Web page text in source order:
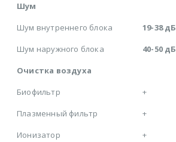
Шум
Шум внутреннего блока
19-38 дБ
Шум наружного блока
40-50 дБ
Очистка воздуха
Биофильтр
+
Плазменный фильтр
+
Ионизатор
+